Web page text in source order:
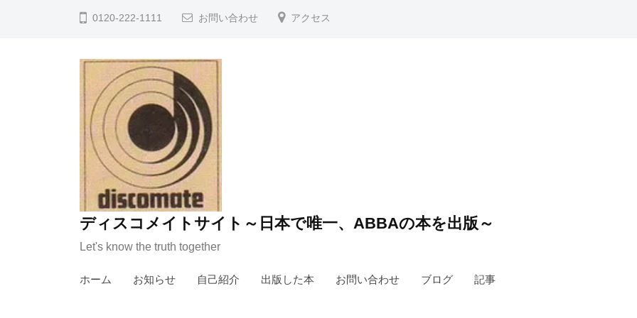
0120-222-1111 お問い合わせ アクセス
ディスコメイトサイト～日本で唯一、ABBAの本を出版～
Let's know the truth together
ホーム お知らせ 自己紹介 出版した本 お問い合わせ ブログ 記事